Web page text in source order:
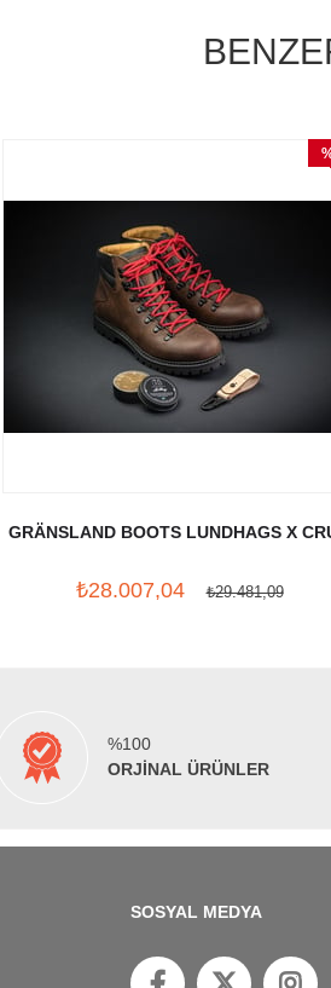
GRÄNSLAND BOOTS LUNDHAGS X
₺28.007,04 ₺29.481,09
%100
ORJİNAL ÜRÜNLER
SOSYAL MEDYA